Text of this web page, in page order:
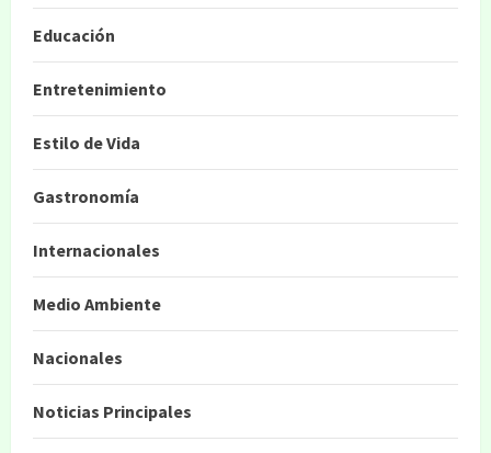
Educación
Entretenimiento
Estilo de Vida
Gastronomía
Internacionales
Medio Ambiente
Nacionales
Noticias Principales